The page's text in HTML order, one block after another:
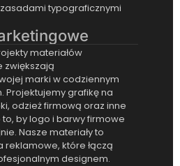
zasadami typograficznymi
materiałów
zwiększają
marki w codziennym
Projektujemy grafikę na
odzież firmową oraz inne
by logo i barwy firmowe
Nasze materiały to
reklamowe, które łączą
designem.